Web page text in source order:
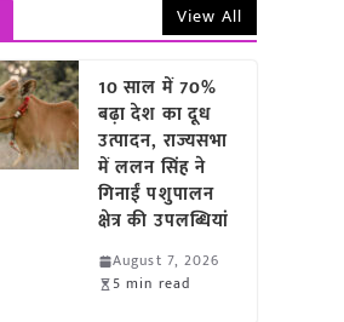
View All
10 साल में 70%
बढ़ा देश का दूध
उत्पादन, राज्यसभा
में ललन सिंह ने
गिनाईं पशुपालन
क्षेत्र की उपलब्धियां
August 7, 2026
5 min read